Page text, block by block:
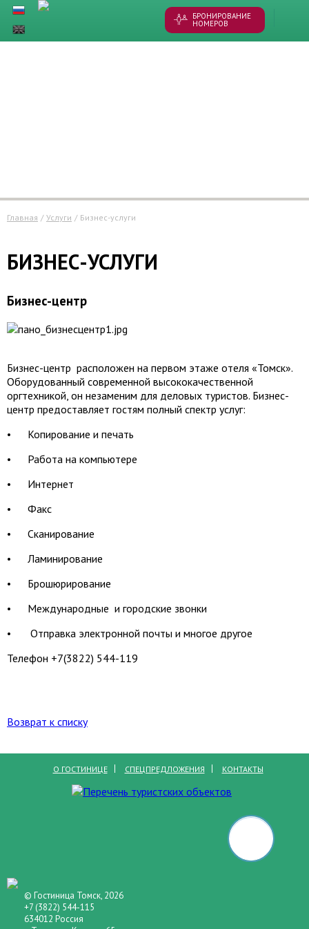
БРОНИРОВАНИЕ
НОМЕРОВ
Главная / Услуги / бизнес-услуги
БИЗНЕС-УСЛУГИ
Бизнес-центр
Бизнес-центр расположен на первом этаже отеля «Томск».
Оборудованный современной высококачественной
оргтехникой, он незаменим для деловых туристов. Бизнес-
центр предоставляет гостям полный спектр услуг:
• Копирование и печать
• Работа на компьютере
• Интернет
• Факс
• Сканирование
• Ламинирование
• Брошюрирование
• Международные и городские звонки
• Отправка электронной почты и многое другое
Телефон +7(3822) 544-119
Возврат к списку
© Гостиница Томск, 2026
+7 (3822) 544-115
634012 Россия
О ГОСТИНИЦЕ СПЕЦПРЕДЛОЖЕНИЯ КОНТАКТЫ